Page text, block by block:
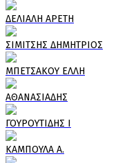
ΔΕΛΙΑΛΗ ΑΡΕΤΗ
ΣΙΜΙΤΣΗΣ ΔΗΜΗΤΡΙΟΣ
ΜΠΕΤΣΑΚΟΥ ΕΛΛΗ
ΑΘΑΝΑΣΙΑΔΗΣ
ΓΟΥΡΟΥΤΙΔΗΣ Ι
ΚΑΜΠΟΥΛΑ Α.